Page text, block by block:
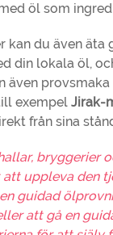
öl som
kan du även äta
din lokala öl,
även
exempel Jirak-
från sina
bryggerier
uppleva den
guidad
att gå en